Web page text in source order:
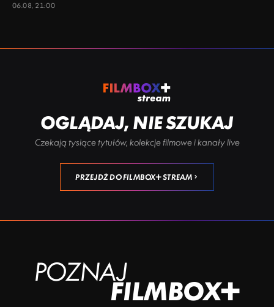
06.08, 21:00
OGLĄDAJ, NIE SZUKAJ
Czekają tysiące tytułów, kolekcje filmowe i kanały live
PRZEJDŹ DO FILMBOX+ STREAM
POZNAJ
FILMBOX+